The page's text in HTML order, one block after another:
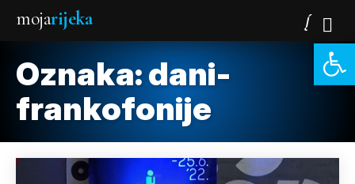
mojarijeka
Oznaka:dani-
frankofonije